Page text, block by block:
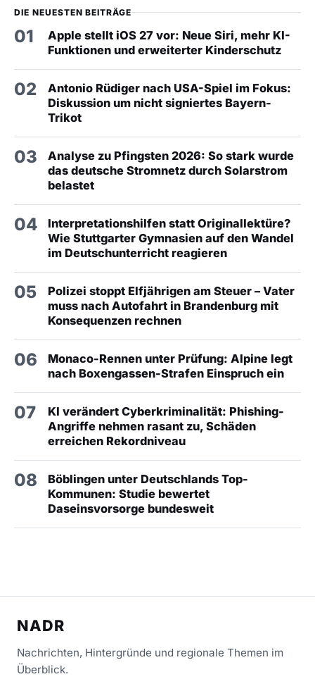
DIE NEUESTEN BEITRÄGE
01
Apple stellt iOS 27 vor: Neue Siri, mehr KI-
Funktionen und erweiterter Kinderschutz
02
Antonio Rüdiger nach USA-Spiel im Fokus:
Diskussion um nicht signiertes Bayern-
Trikot
03
Analyse zu Pfingsten 2026: So stark wurde
das deutsche Stromnetz durch Solarstrom
belastet
04
Interpretationshilfen statt Originallektüre?
Wie Stuttgarter Gymnasien auf den Wandel
im Deutschunterricht reagieren
05
Polizei stoppt Elfjährigen am Steuer – Vater
muss nach Autofahrt in Brandenburg mit
Konsequenzen rechnen
06
Monaco-Rennen unter Prüfung: Alpine legt
nach Boxengassen-Strafen Einspruch ein
07
KI verändert Cyberkriminalität: Phishing-
Angriffe nehmen rasant zu, Schäden
erreichen Rekordniveau
08
Böblingen unter Deutschlands Top-
Kommunen: Studie bewertet
Daseinsvorsorge bundesweit
NADR
Nachrichten, Hintergründe und regionale Themen im
Überblick.